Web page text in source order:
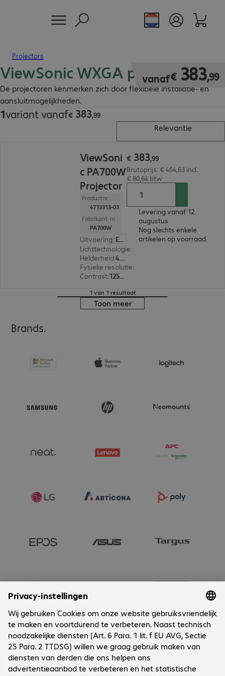
Projectors
ViewSonic WXGA projectoren
De projectoren kenmerken zich door flexibele installatie- en
aansluitmogelijkheden.
vanaf€ 383,99
€ 383,99
1variant vanaf€ 383,99
€ 383,99
Relevantie
ViewSoni
c PA700W
Projector
Productnr.:
4713313-03
Fabrikant-nr.:
PA700W
Uitvoering: Europa
Lichttechnologie:
Helderheid:
4.500 ANSI-lumen
Fysieke resolutie:
Contrast: 12500:1
€ 383,99
Brutoprijs: € 464,63 incl.
€ 80,64 btw
Levering vanaf 12.
augustus
Nog slechts enkele
artikelen op voorraad.
1 van 1 resultaat
Toon meer
Brands.
Onderneming